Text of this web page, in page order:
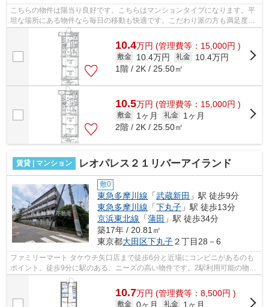
こちらの物件は陽当り良好です。こちらはマンションタイプになります。平
坦な場所にある物件なら毎日の移動も快適です。こだわり派の方も満足度の
高いデザイナーズ物件です。利便性が...
10.4万円 (管理費等：15,000円 )
敷金 10.4万円 礼金
10.4万円
1階 / 2K / 25.50㎡
10.5万円 (管理費等：15,000円 )
敷金 1ヶ月 礼金
1ヶ月
2階 / 2K / 25.50㎡
賃貸 | マンション レオパレス２１リバーアイランド
敷0
東急多摩川線 「武蔵新田 」駅 徒歩9分
東急多摩川線 「下丸子 」駅 徒歩13分
京浜東北線 「蒲田 」駅 徒歩34分
築17年 / 20.81㎡
東京都大田区下丸子２丁目28－6
ファミリーマート タケウチ矢口店まで徒歩6分と近場にコンビニがあるのも
ポイント。徒歩9分に駅のある、ニーズの高い物件です。2駅利用可能の物件
です。こちらはマンションタイプにな...
10.7万円 (管理費等：8,500円 )
敷金 0ヶ月 礼金 1ヶ月